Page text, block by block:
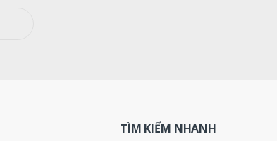
TÌM KIẾM NHANH